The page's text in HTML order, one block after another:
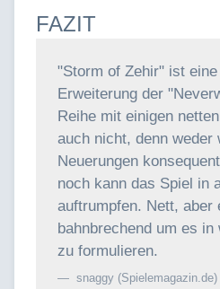
FAZIT
"Storm of Zehir" ist
Erweiterung der
Reihe mit einigen
auch nicht, denn weder
Neuerungen
noch kann das Spiel in
auftrumpfen. Nett, aber
bahnbrechend um es in
zu formulieren.
snaggy (Spielemagazin.de)